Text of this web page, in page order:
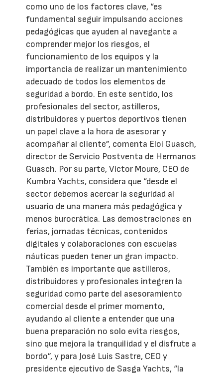
como uno de los factores clave, “es
fundamental seguir impulsando acciones
pedagógicas que ayuden al navegante a
comprender mejor los riesgos, el
funcionamiento de los equipos y la
importancia de realizar un mantenimiento
adecuado de todos los elementos de
seguridad a bordo. En este sentido, los
profesionales del sector, astilleros,
distribuidores y puertos deportivos tienen
un papel clave a la hora de asesorar y
acompañar al cliente”, comenta Eloi Guasch,
director de Servicio Postventa de Hermanos
Guasch. Por su parte, Víctor Moure, CEO de
Kumbra Yachts, considera que “desde el
sector debemos acercar la seguridad al
usuario de una manera más pedagógica y
menos burocrática. Las demostraciones en
ferias, jornadas técnicas, contenidos
digitales y colaboraciones con escuelas
náuticas pueden tener un gran impacto.
También es importante que astilleros,
distribuidores y profesionales integren la
seguridad como parte del asesoramiento
comercial desde el primer momento,
ayudando al cliente a entender que una
buena preparación no solo evita riesgos,
sino que mejora la tranquilidad y el disfrute a
bordo”, y para José Luis Sastre, CEO y
presidente ejecutivo de Sasga Yachts, “la